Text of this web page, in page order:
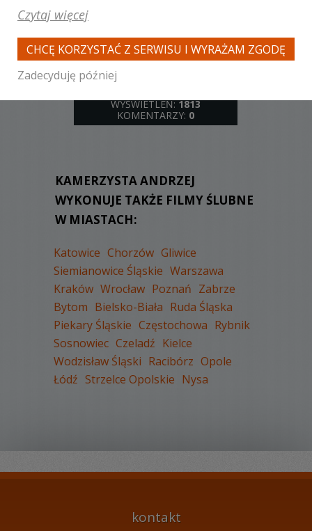
WYŚWIETLEŃ:1813
KOMENTARZY: 0
KAMERZYSTA ANDRZEJ
WYKONUJE TAKŻE FILMY ŚLUBNE
W MIASTACH:
Katowice Chorzów Gliwice
Siemianowice Śląskie Warszawa
Kraków Wrocław Poznań Zabrze
Bytom Bielsko-Biała Ruda Śląska
Piekary Śląskie Częstochowa Rybnik
Sosnowiec Czeladź Kielce
Wodzisław Śląski Racibórz Opole
Łódź Strzelce Opolskie Nysa
kontakt
Czytaj więcej
CHCĘ KORZYSTAĆ Z SERWISU I WYRAŻAM ZGODĘ
Zadecyduję później